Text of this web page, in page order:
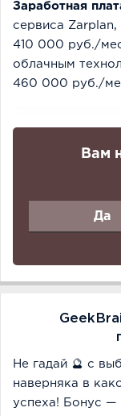
Заработная
сервиса Zarplan,
410 000 руб./
облачным
460 000 руб./
Вам
Да
Не гадай 🔮 с
наверняка в
успеха! Бонус —